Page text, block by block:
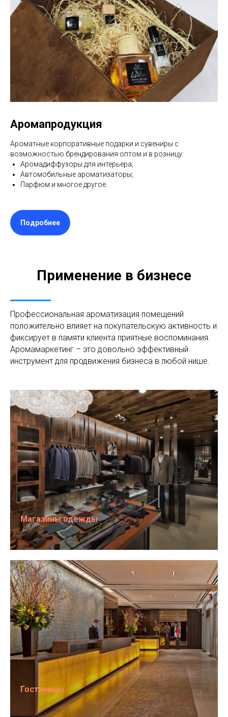
Аромапродукция
Ароматные корпоративные подарки и сувениры с
возможностью брендирования оптом и в розницу:
Аромадиффузоры для интерьера;
Автомобильные ароматизаторы;
Парфюм и многое другое.
Подробнее
Применение в бизнесе
Профессиональная ароматизация помещений
положительно влияет на покупательскую активность и
фиксирует в памяти клиента приятные воспоминания.
Аромамаркетинг – это довольно эффективный
инструмент для продвижения бизнеса в любой нише.
Магазины одежды
Гостиницы